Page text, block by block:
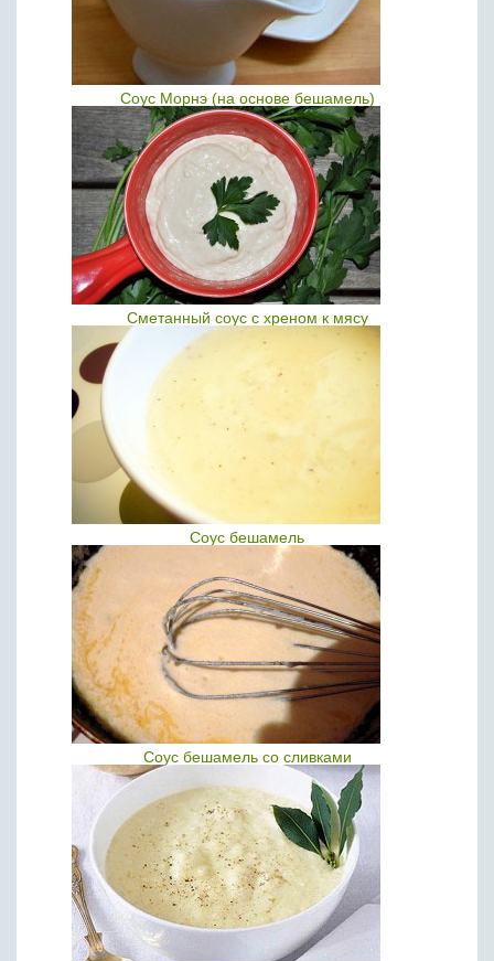
Соус Морнэ (на основе бешамель)
Сметанный соус с хреном к мясу
Соус бешамель
Соус бешамель со сливками